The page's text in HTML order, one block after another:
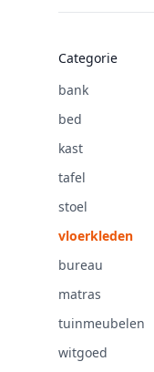
Categorie
bank
bed
kast
tafel
stoel
vloerkleden
bureau
matras
tuinmeubelen
witgoed